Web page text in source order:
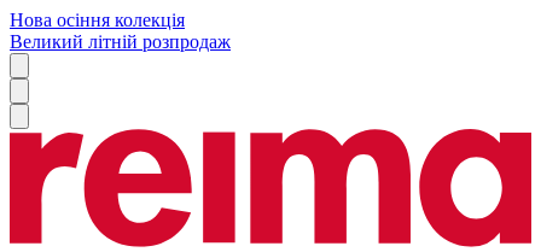
Нова осіння колекція
Великий літній розпродаж